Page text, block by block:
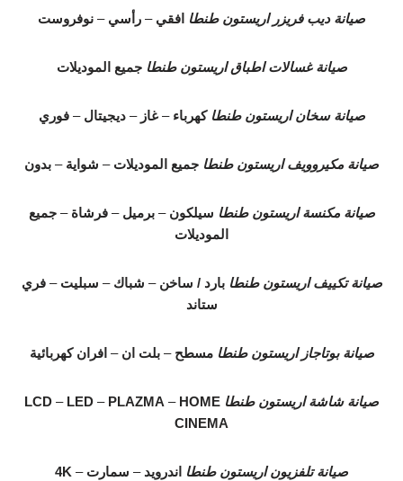
صيانة ديب فريزر اريستون طنطا افقي – رأسي – نوفروست
صيانة غسالات اطباق اريستون طنطا جميع الموديلات
صيانة سخان اريستون طنطا كهرباء –غاز –ديجيتال –فوري
صيانة مكيروويف اريستون طنطا جميع الموديلات – شواية – بدون
صيانة مكنسة اريستون طنطا سيلكون –برميل –فرشاة –جميع
الموديلات
صيانة تكييف اريستون طنطا بارد / ساخن – شباك – سبليت –فري
ستاند
صيانة بوتاجاز اريستون طنطا مسطح –بلت ان – افران كهربائية
صيانة شاشة اريستون طنطا LCD – LED – PLAZMA – HOME
CINEMA
صيانة تلفزيون اريستون طنطا اندرويد – سمارت –
4K